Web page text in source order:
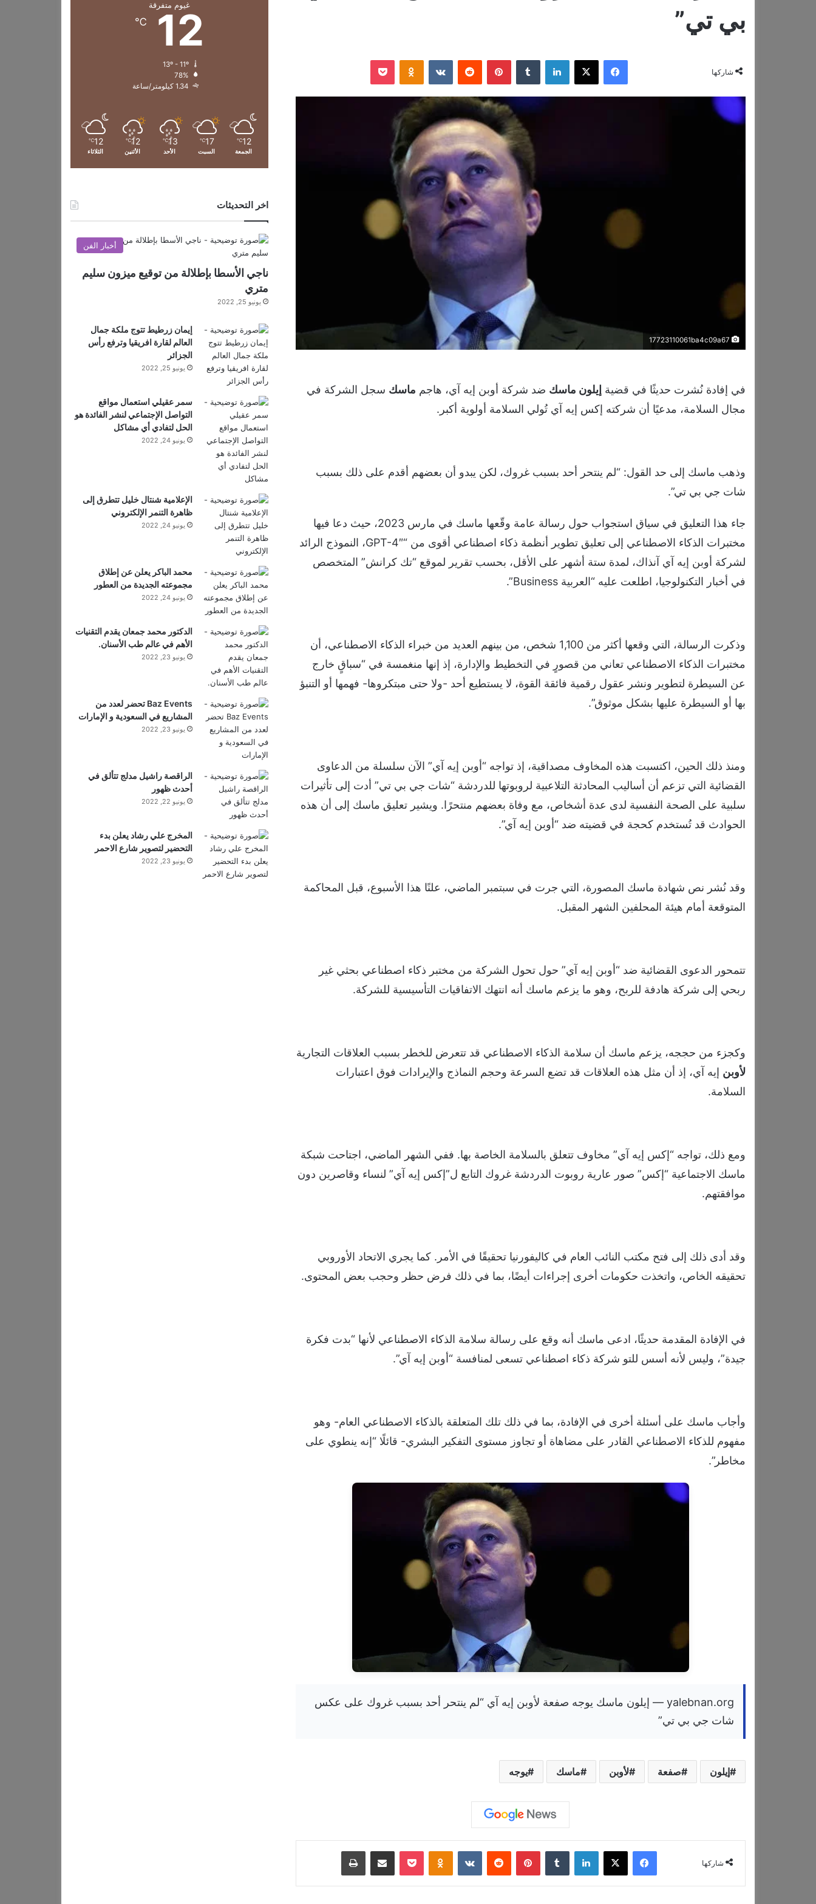
بي تي”
شاركها
فيسبوك ‫X لينكدإن بينتيريست ‏VKontakte
17723110061ba4c09a67
في إفادة نُشرت حديثًا في قضية إيلون ماسك ضد شركة أوبن إيه آي، هاجم ماسك سجل الشركة في
مجال السلامة، مدعيًا أن شركته إكس إيه آي تُولي السلامة أولوية أكبر.
وذهب ماسك إلى حد القول: “لم ينتحر أحد بسبب غروك، لكن يبدو أن بعضهم أقدم على ذلك بسبب
شات جي بي تي”.
جاء هذا التعليق في سياق استجواب حول رسالة عامة وقّعها ماسك في مارس 2023، حيث دعا فيها
مختبرات الذكاء الاصطناعي إلى تعليق تطوير أنظمة ذكاء اصطناعي أقوى من “GPT-4″، النموذج الرائد
لشركة أوبن إيه آي آنذاك، لمدة ستة أشهر على الأقل، بحسب تقرير لموقع “تك كرانش” المتخصص
في أخبار التكنولوجيا، اطلعت عليه “العربية Business”.
وذكرت الرسالة، التي وقعها أكثر من 1,100 شخص، من بينهم العديد من خبراء الذكاء الاصطناعي، أن
مختبرات الذكاء الاصطناعي تعاني من قصورٍ في التخطيط والإدارة، إذ إنها منغمسة في “سباقٍ خارج
عن السيطرة لتطوير ونشر عقول رقمية فائقة القوة، لا يستطيع أحد -ولا حتى مبتكروها- فهمها أو التنبؤ
بها أو السيطرة عليها بشكل موثوق”.
ومنذ ذلك الحين، اكتسبت هذه المخاوف مصداقية، إذ تواجه “أوبن إيه آي” الآن سلسلة من الدعاوى
القضائية التي تزعم أن أساليب المحادثة التلاعبية لروبوتها للدردشة “شات جي بي تي” أدت إلى تأثيرات
سلبية على الصحة النفسية لدى عدة أشخاص، مع وفاة بعضهم منتحرًا. ويشير تعليق ماسك إلى أن هذه
الحوادث قد تُستخدم كحجة في قضيته ضد “أوبن إيه آي”.
وقد نُشر نص شهادة ماسك المصورة، التي جرت في سبتمبر الماضي، علنًا هذا الأسبوع، قبل المحاكمة
المتوقعة أمام هيئة المحلفين الشهر المقبل.
تتمحور الدعوى القضائية ضد “أوبن إيه آي” حول تحول الشركة من مختبر ذكاء اصطناعي بحثي غير
ربحي إلى شركة هادفة للربح، وهو ما يزعم ماسك أنه انتهك الاتفاقيات التأسيسية للشركة.
وكجزء من حججه، يزعم ماسك أن سلامة الذكاء الاصطناعي قد تتعرض للخطر بسبب العلاقات التجارية
لأوبن إيه آي، إذ أن مثل هذه العلاقات قد تضع السرعة وحجم النماذج والإيرادات فوق اعتبارات
السلامة.
ومع ذلك، تواجه “إكس إيه آي” مخاوف تتعلق بالسلامة الخاصة بها. ففي الشهر الماضي، اجتاحت شبكة
ماسك الاجتماعية “إكس” صور عارية روبوت الدردشة غروك التابع ل”إكس إيه آي” لنساء وقاصرين دون
موافقتهم.
وقد أدى ذلك إلى فتح مكتب النائب العام في كاليفورنيا تحقيقًا في الأمر. كما يجري الاتحاد الأوروبي
تحقيقه الخاص، واتخذت حكومات أخرى إجراءات أيضًا، بما في ذلك فرض حظر وحجب بعض المحتوى.
في الإفادة المقدمة حديثًا، ادعى ماسك أنه وقع على رسالة سلامة الذكاء الاصطناعي لأنها “بدت فكرة
جيدة”، وليس لأنه أسس للتو شركة ذكاء اصطناعي تسعى لمنافسة “أوبن إيه آي”.
وأجاب ماسك على أسئلة أخرى في الإفادة، بما في ذلك تلك المتعلقة بالذكاء الاصطناعي العام- وهو
مفهوم للذكاء الاصطناعي القادر على مضاهاة أو تجاوز مستوى التفكير البشري- قائلًا “إنه ينطوي على
مخاطر”.
yalebnan.org — إيلون ماسك يوجه صفعة لأوبن إيه آي “لم ينتحر أحد بسبب غروك على عكس
شات جي بي تي”
إيلون صفعة لأوبن ماسك يوجه
شاركها
فيسبوك ‫X لينكدإن بينتيريست ‏VKontakte
غيوم متفرقة
12
℃
78%
1.34 كيلومتر/ساعة
12
℃
الجمعة
17
℃
السبت
13
℃
الأحد
12
℃
الأثنين
12
℃
الثلاثاء
اخر التحديثات
أخبار الفن
ناجي الأسطا بإطلالة من توقيع ميزون سليم
متري
يونيو 25, 2022
إيمان زرطيط تتوج ملكة جمال
العالم لقارة افريقيا وترفع رأس
الجزائر
يونيو 25, 2022
سمر عقيلي استعمال مواقع
التواصل الإجتماعي لنشر الفائدة هو
الحل لتفادي أي مشاكل
يونيو 24, 2022
الإعلامية شنتال خليل تتطرق إلى
ظاهرة التنمر الإلكتروني
يونيو 24, 2022
محمد الباكر يعلن عن إطلاق
مجموعته الجديدة من العطور
يونيو 24, 2022
الدكتور محمد جمعان يقدم التقنيات
الأهم في عالم طب الأسنان.
يونيو 23, 2022
Baz Events تحضر لعدد من
المشاريع في السعودية و الإمارات
يونيو 23, 2022
الراقصة راشيل مدلج تتألق في
أحدث ظهور
يونيو 22, 2022
المخرج علي رشاد يعلن بدء
التحضير لتصوير شارع الاحمر
يونيو 23, 2022